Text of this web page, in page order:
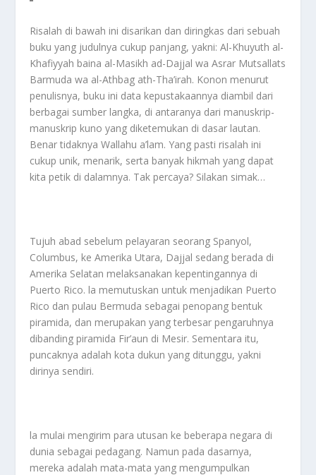
Risalah di bawah ini disarikan dan diringkas dari sebuah
buku yang judulnya cukup panjang, yakni: Al-Khuyuth al-
Khafiyyah baina al-Masikh ad-Dajjal wa Asrar Mutsallats
Barmuda wa al-Athbag ath-Tha’irah. Konon menurut
penulisnya, buku ini data kepustakaannya diambil dari
berbagai sumber langka, di antaranya dari manuskrip-
manuskrip kuno yang diketemukan di dasar lautan.
Benar tidaknya Wallahu a’lam. Yang pasti risalah ini
cukup unik, menarik, serta banyak hikmah yang dapat
kita petik di dalamnya. Tak percaya? Silakan simak…
Tujuh abad sebelum pelayaran seorang Spanyol,
Columbus, ke Amerika Utara, Dajjal sedang berada di
Amerika Selatan melaksanakan kepentingannya di
Puerto Rico. la memutuskan untuk menjadikan Puerto
Rico dan pulau Bermuda sebagai penopang bentuk
piramida, dan merupakan yang terbesar pengaruhnya
dibanding piramida Fir’aun di Mesir. Sementara itu,
puncaknya adalah kota dukun yang ditunggu, yakni
dirinya sendiri.
la mulai mengirim para utusan ke beberapa negara di
dunia sebagai pedagang. Namun pada dasarnya,
mereka adalah mata-mata yang mengumpulkan